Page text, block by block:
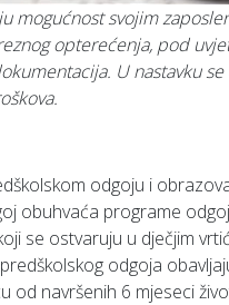
mogućnost svojim
opterećenja, pod
U nastavku
odgoju i
obuhvaća programe
se ostvaruju u dječjim
odgoja
od navršenih 6 mjeseci